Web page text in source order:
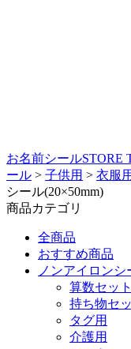
お名前シールSTORE
ール > 子供用 > 衣服用
シール(20×50mm)
商品カテゴリ
全商品
おすすめ商品
ノンアイロンシ
算数セット
持ち物セ
タグ用
介護用